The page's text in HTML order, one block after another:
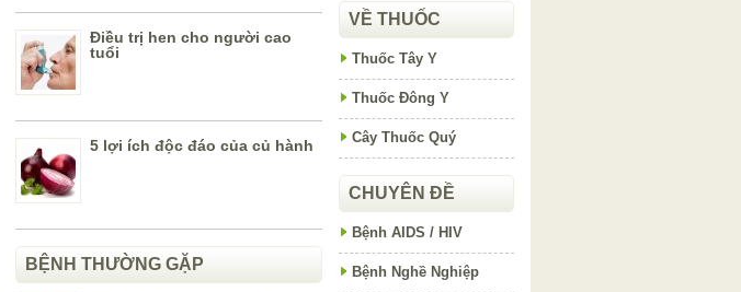
Điều trị hen cho người cao
tuổi
5 lợi ích độc đáo của củ hành
BỆNH THƯỜNG GẶP
VỀ THUỐC
Thuốc Tây Y
Thuốc Đông Y
Cây Thuốc Quý
CHUYÊN ĐỀ
Bệnh AIDS / HIV
Bệnh Nghề Nghiệp